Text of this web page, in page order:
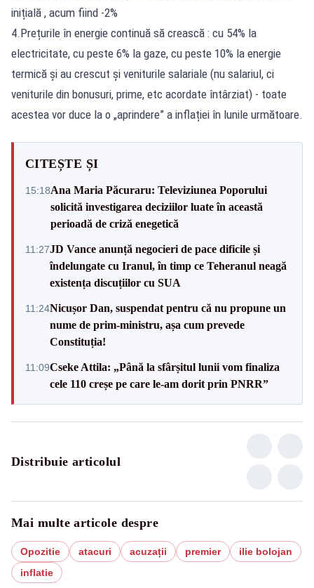
inițială , acum fiind -2%
4.Prețurile în energie continuă să crească : cu 54% la
electricitate, cu peste 6% la gaze, cu peste 10% la energie
termică și au crescut și veniturile salariale (nu salariul, ci
veniturile din bonusuri, prime, etc acordate întârziat) - toate
acestea vor duce la o „aprindere” a inflației în lunile următoare.
CITEȘTE ȘI
15:18Ana Maria Păcuraru: Televiziunea Poporului
solicită investigarea deciziilor luate în această
perioadă de criză enegetică
11:27JD Vance anunță negocieri de pace dificile și
îndelungate cu Iranul, în timp ce Teheranul neagă
existența discuțiilor cu SUA
11:24Nicușor Dan, suspendat pentru că nu propune un
nume de prim-ministru, așa cum prevede
Constituția!
11:09Cseke Attila: „Până la sfârșitul lunii vom finaliza
cele 110 creșe pe care le-am dorit prin PNRR”
Distribuie articolul
Mai multe articole despre
Opozitie atacuri acuzații premier
ilie bolojan
inflatie